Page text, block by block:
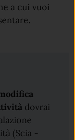
a cui vuoi
dovrai
(Scia -